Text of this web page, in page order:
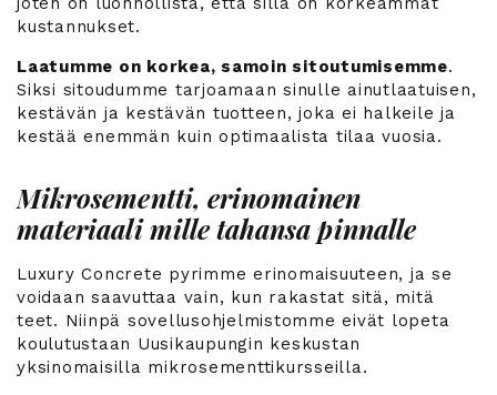
kustannukset.
Laatumme on korkea, samoin sitoutumisemme.
Siksi sitoudumme tarjoamaan sinulle ainutlaatuisen,
kestävän ja kestävän tuotteen, joka ei halkeile ja
kestää enemmän kuin optimaalista tilaa vuosia.
Mikrosementti, erinomainen
materiaali mille tahansa pinnalle
Luxury Concrete pyrimme erinomaisuuteen, ja se
voidaan saavuttaa vain, kun rakastat sitä, mitä
teet. Niinpä sovellusohjelmistomme eivät lopeta
koulutustaan Uusikaupungin keskustan
yksinomaisilla mikrosementtikursseilla.